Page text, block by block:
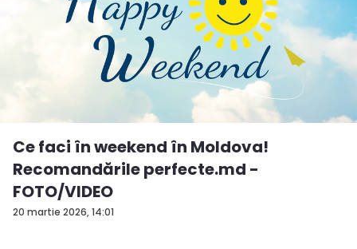
20 martie 2026, 14:01
Ce faci în weekend în Moldova!
Recomandările perfecte.md -
FOTO/VIDEO